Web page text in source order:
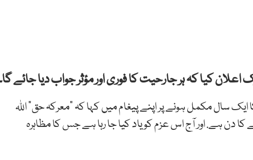
اعلان کیا کہ ہر جارحیت کا فوری اور مؤثر جواب دیا جائے
سال مکمل ہونے پر اپنے پیغام میں کہا کہ “معرکہ حق” اللہ
کا دن ہے. اور آج اس عزم کو یاد کیا جا رہا ہے جس کا مظاہرہ